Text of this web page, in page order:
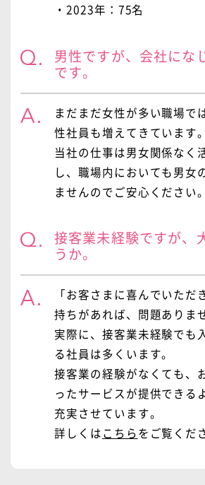
・2023年：75名
男性ですが、会社にな
です。
まだまだ女性が多い職場で
性社員も増えてきています。
当社の仕事は男女関係なく
し、職場内においても男女
ませんのでご安心ください。
接客業未経験ですが、
うか。
「お客さまに喜んでいただ
持ちがあれば、問題ありま
実際に、接客業未経験でも
る社員は多くいます。
接客業の経験がなくても、
ったサービスが提供できる
充実させています。
詳しくはこちらをご覧くだ